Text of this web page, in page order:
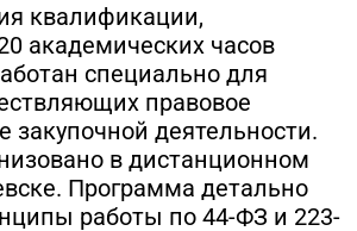
квалификации,
академических часов
специально для
правовое
закупочной деятельности.
в дистанционном
Программа детально
работы по 44-ФЗ и 223-